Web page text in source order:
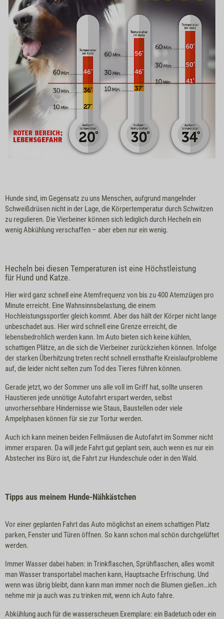
Hunde sind, im Gegensatz zu uns Menschen, aufgrund mangelnder
Schweißdrüsen nicht in der Lage, die Körpertemperatur durch Schwitzen
zu regulieren. Die Vierbeiner können sich lediglich durch Hecheln ein
wenig Abkühlung verschaffen – aber eben nur ein wenig.
Hecheln bei diesen Temperaturen ist eine Höchstleistung
für Hund und Katze.
Hier wird ganz schnell eine Atemfrequenz von bis zu 400 Atemzügen pro
Minute erreicht. Eine Wahnsinnsbelastung, die einem
Hochleistungssportler gleich kommt. Aber das hält der Körper nicht lange
unbeschadet aus. Hier wird schnell eine Grenze erreicht, die
lebensbedrohlich werden kann. Im Auto bieten sich keine kühlen,
schattigen Plätze, an die sich die Vierbeiner zurückziehen können. Infolge
der starken Überhitzung treten recht schnell ernsthafte Kreislaufprobleme
auf, die leider nicht selten zum Tod des Tieres führen können.
Gerade jetzt, wo der Sommer uns alle voll im Griff hat, sollte unseren
Haustieren jede unnötige Autofahrt erspart werden, selbst
unvorhersehbare Hindernisse wie Staus, Baustellen oder viele
Ampelphasen können für sie zur Tortur werden.
Auch ich kann meinen beiden Fellmäusen die Autofahrt im Sommer nicht
immer ersparen. Da will jede Fahrt gut geplant sein, auch wenn es nur ein
Abstecher ins Büro ist, die Fahrt zur Hundeschule oder in den Wald.
Tipps aus meinem Hunde-Nähkästchen
Vor einer geplanten Fahrt das Auto möglichst an einem schattigen Platz
parken, Fenster und Türen öffnen. So kann schon mal schön durchgelüftet
werden.
Immer Wasser dabei haben: in Trinkflaschen, Sprühflaschen, alles womit
man Wasser transportabel machen kann, Hauptsache Erfrischung. Und
wenn was übrig bleibt, dann kann man immer noch die Blumen gießen…ich
nehme mir ja auch was zu trinken mit, wenn ich Auto fahre.
Abkühlung auch für die wasserscheuen Exemplare: ein Badetuch oder ein